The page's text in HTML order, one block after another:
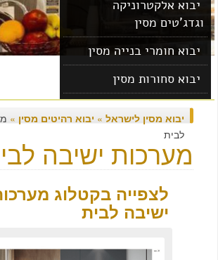
יבוא אלקטרוניקה
וגדג'טים מסין
יבוא חומרי בנייה מסין
יבוא סחורות מסין
יבוא מוצרים מסין
יבוא מסין לישראל»יבוא רהיטים מסין»
לבית
מערכות ישיבה
לצפייה בקטלוג
ישיבה לבית